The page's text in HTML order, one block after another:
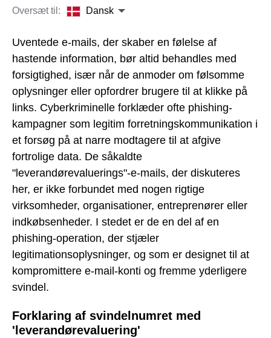
Oversæt til:
Dansk
Uventede e-mails, der skaber en følelse af
hastende information, bør altid behandles med
forsigtighed, især når de anmoder om følsomme
oplysninger eller opfordrer brugere til at klikke på
links. Cyberkriminelle forklæder ofte phishing-
kampagner som legitim forretningskommunikation i
et forsøg på at narre modtagere til at afgive
fortrolige data. De såkaldte
"leverandørevaluerings"-e-mails, der diskuteres
her, er ikke forbundet med nogen rigtige
virksomheder, organisationer, entreprenører eller
indkøbsenheder. I stedet er de en del af en
phishing-operation, der stjæler
legitimationsoplysninger, og som er designet til at
kompromittere e-mail-konti og fremme yderligere
svindel.
Forklaring af svindelnumret med
'leverandørevaluering'